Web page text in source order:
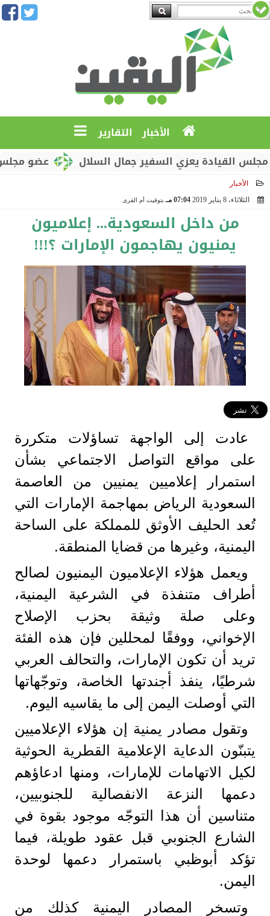
الأخبار التقارير
عضو مجلس
يعزي السفير جمال السلال
الأخبار
الثلاثاء، 8 يناير 2019
07:04 مـ بتوقيت أم القرى
من داخل السعودية... إعلاميون
يمنيون يهاجمون الإمارات ؟!!!
عادت إلى الواجهة تساؤلات متكررة
على مواقع التواصل الاجتماعي بشأن
استمرار إعلاميين يمنيين من العاصمة
السعودية الرياض بمهاجمة الإمارات التي
تُعد الحليف الأوثق للمملكة على الساحة
اليمنية، وغيرها من قضايا المنطقة.
ويعمل هؤلاء الإعلاميون اليمنيون لصالح
أطراف متنفذة في الشرعية اليمنية،
وعلى صلة وثيقة بحزب الإصلاح
الإخواني، ووفقًا لمحللين فإن هذه الفئة
تريد أن تكون الإمارات، والتحالف العربي
شرطيًا، ينفذ أجندتها الخاصة، وتوجّهاتها
التي أوصلت اليمن إلى ما يقاسيه اليوم.
وتقول مصادر يمنية إن هؤلاء الإعلاميين
يتبنّون الدعاية الإعلامية القطرية الحوثية
لكيل الاتهامات للإمارات، ومنها ادعاؤهم
دعمها النزعة الانفصالية للجنوبيين،
متناسين أن هذا التوجّه موجود بقوة في
الشارع الجنوبي قبل عقود طويلة، فيما
تؤكد أبوظبي باستمرار دعمها لوحدة
اليمن.
وتسخر المصادر اليمنية كذلك من